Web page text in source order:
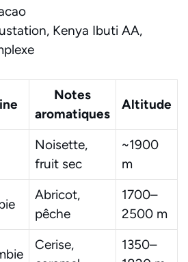
Kenya Ibuti AA,
Notes
aromatiques
Altitude
Noisette,
fruit sec
~1900
m
Abricot,
pêche
1700–
2500 m
Cerise,
1350–